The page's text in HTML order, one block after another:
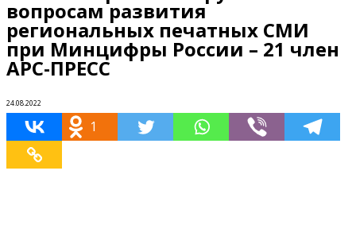
вопросам развития
региональных печатных СМИ
при Минцифры России – 21 член
АРС-ПРЕСС
24.08.2022
1